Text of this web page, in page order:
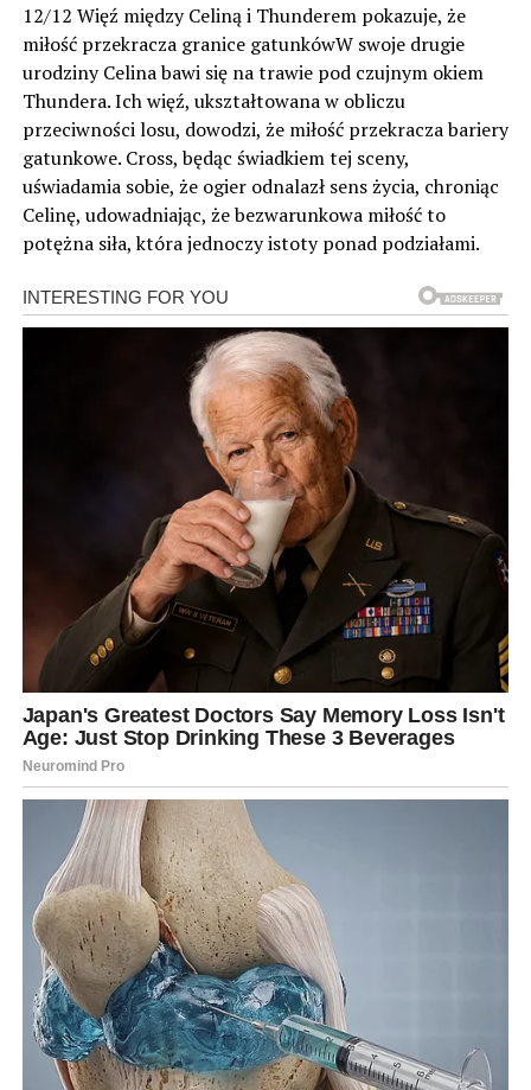
12/12 Więź między Celiną i Thunderem pokazuje, że
miłość przekracza granice gatunkówW swoje drugie
urodziny Celina bawi się na trawie pod czujnym okiem
Thundera. Ich więź, ukształtowana w obliczu
przeciwności losu, dowodzi, że miłość przekracza bariery
gatunkowe. Cross, będąc świadkiem tej sceny,
uświadamia sobie, że ogier odnalazł sens życia, chroniąc
Celinę, udowadniając, że bezwarunkowa miłość to
potężna siła, która jednoczy istoty ponad podziałami.